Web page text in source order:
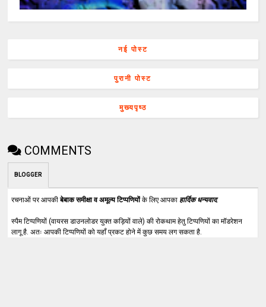
नई पोस्ट
पुरानी पोस्ट
मुख्यपृष्ठ
COMMENTS
BLOGGER
रचनाओं पर आपकीबेबाक समीक्षा व अमूल्य टिप्पणियोंके लिए आपका हार्दिक धन्यवाद.
स्पैम टिप्पणियों (वायरस डाउनलोडर युक्त कड़ियों वाले) की रोकथाम हेतु टिप्पणियों का मॉडरेशन
लागू है. अतः आपकी टिप्पणियों को यहाँ प्रकट होने में कुछ समय लग सकता है.